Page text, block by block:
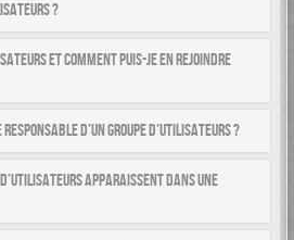
?
et comment puis-je en rejoindre
d’un groupe d’utilisateurs ?
apparaissent dans une